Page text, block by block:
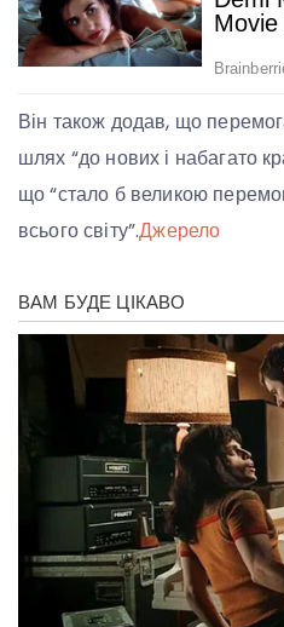
Він також додав, що
шлях “до нових і набагато
що “стало б великою
всього світу”.Джерело